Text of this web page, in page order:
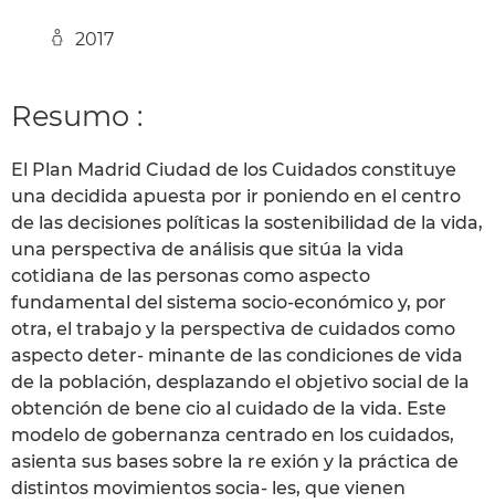
2017
Resumo :
El Plan Madrid Ciudad de los Cuidados constituye
una decidida apuesta por ir poniendo en el centro
de las decisiones políticas la sostenibilidad de la vida,
una perspectiva de análisis que sitúa la vida
cotidiana de las personas como aspecto
fundamental del sistema socio-económico y, por
otra, el trabajo y la perspectiva de cuidados como
aspecto deter- minante de las condiciones de vida
de la población, desplazando el objetivo social de la
obtención de bene cio al cuidado de la vida. Este
modelo de gobernanza centrado en los cuidados,
asienta sus bases sobre la re exión y la práctica de
distintos movimientos socia- les, que vienen